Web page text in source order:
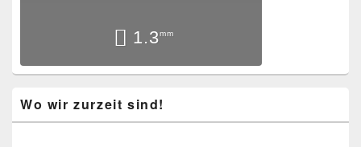
1.3mm
Wo wir zurzeit sind!